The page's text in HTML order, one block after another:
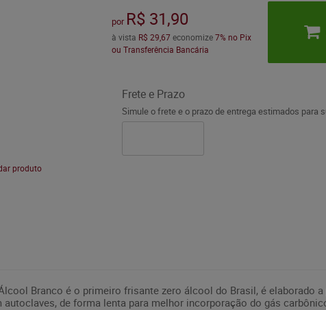
produto
por R$ 31,90
à vista R$ 29,67economize7% no Pix
ou Transferência Bancária
Frete e Prazo
Simule o frete e o prazo de entrega estimados para
Branco é o primeiro frisante zero álcool do Brasil, é elaborado
de forma lenta para melhor incorporação do gás